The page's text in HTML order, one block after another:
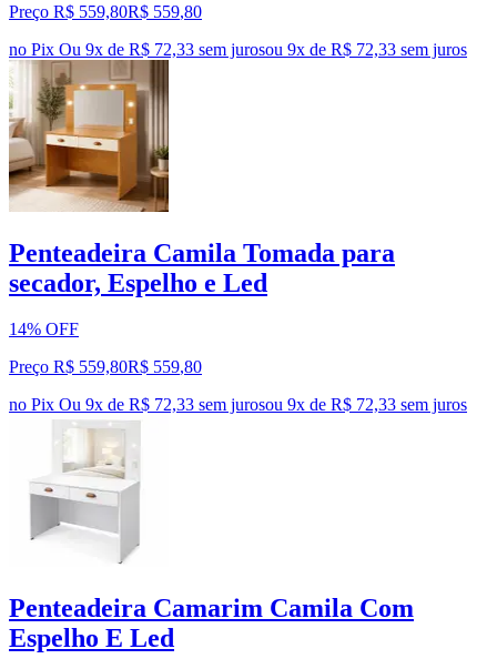
Preço R$ 559,80R$ 559,80
no Pix Ou 9x de R$ 72,33 sem jurosou 9x de R$ 72,33 sem juros
Penteadeira Camila Tomada para
secador, Espelho e Led
14% OFF
Preço R$ 559,80R$ 559,80
no Pix Ou 9x de R$ 72,33 sem jurosou 9x de R$ 72,33 sem juros
Penteadeira Camarim Camila Com
Espelho E Led